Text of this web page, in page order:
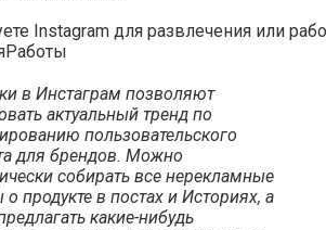
Instagram для развлечения или
Работы
в Инстаграм позволяют
актуальный тренд по
пользовательского
для брендов. Можно
собирать все нерекламные
продукте в постах и Историях, а
какие-нибудь